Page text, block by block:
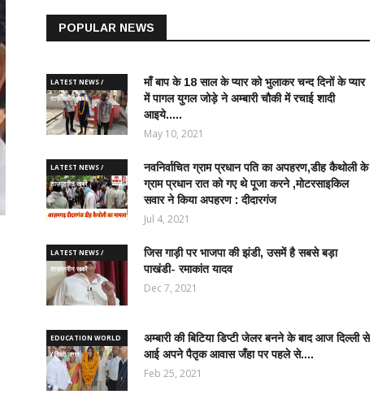
POPULAR NEWS
LATEST NEWS /
ताज़ातरीन खबरें
माँ बाप के 18 साल के प्यार को भुलाकर चन्द दिनों के प्यार
में पागल युगल जोड़े ने अम्बारी चौकी में रचाई शादी
आइये.....
May 10, 2021
LATEST NEWS /
ताज़ातरीन खबरें
नवनिर्वाचित ग्राम प्रधान पति का अपहरण,डीह कैथोली के
ग्राम प्रधान रात को गए थे पूजा करने ,मोटरसाइकिल
सवार ने किया अपहरण : दीदारगंज
Jul 4, 2021
LATEST NEWS /
ताज़ातरीन खबरें
जिस गाड़ी पर भाजपा की झंडी, उसमें है सबसे बड़ा
पाखंडी- रमाकांत यादव
Dec 7, 2021
EDUCATION WORLD
/ शिक्षा जगत
अम्बारी की बिटिया डिप्टी जेलर बनने के बाद आज दिल्ली से
आई अपने पैतृक आवास जँहा पर पहले से....
Feb 25, 2021